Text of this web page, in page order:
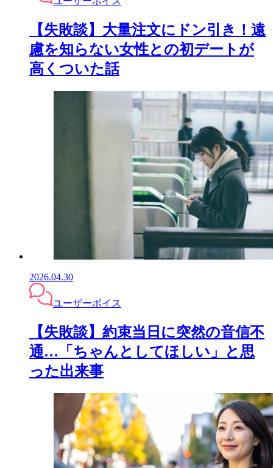
【失敗談】大量注文にドン引き！遠
慮を知らない女性との初デートが
高くついた話
2026.04.30
ユーザーボイス
【失敗談】約束当日に突然の音信不
通…「ちゃんとしてほしい」と思
った出来事